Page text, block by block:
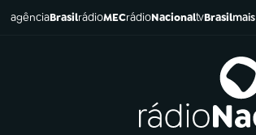
agênciaBrasilrádioMECrádioNacionaltvBrasilmais